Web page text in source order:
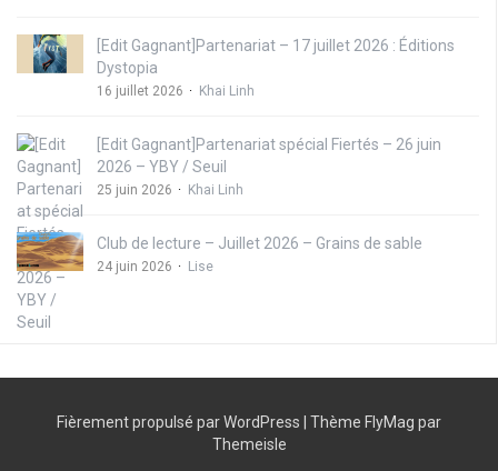
[Edit Gagnant]Partenariat – 17 juillet 2026 : Éditions
Dystopia
16 juillet 2026 Khai Linh
[Edit Gagnant]Partenariat spécial Fiertés – 26 juin
2026 – YBY / Seuil
25 juin 2026 Khai Linh
Club de lecture – Juillet 2026 – Grains de sable
24 juin 2026 Lise
Fièrement propulsé par WordPress Thème FlyMag par
Themeisle